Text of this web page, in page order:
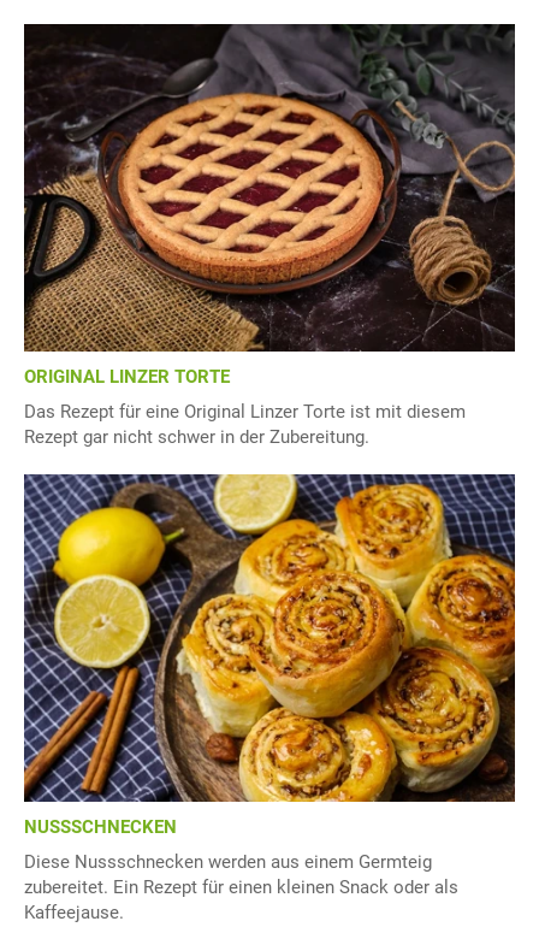
ORIGINAL LINZER TORTE
Das Rezept für eine Original Linzer Torte ist mit diesem
Rezept gar nicht schwer in der Zubereitung.
NUSSSCHNECKEN
Diese Nussschnecken werden aus einem Germteig
zubereitet. Ein Rezept für einen kleinen Snack oder als
Kaffeejause.